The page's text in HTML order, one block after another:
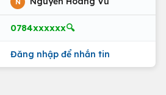
N
0784xxxxxx🔍
Đăng nhập để nhắn tin